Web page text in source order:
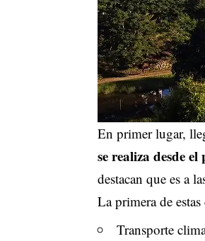
En primer lugar,
se realiza desde
destacan que es a
La primera de
Transporte